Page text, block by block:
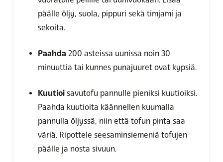
päälle öljy, suola, pippuri sekä timjami ja
sekoita.
Paahda 200 asteissa uunissa noin 30
minuuttia tai kunnes punajuuret ovat kypsiä.
Kuutioi savutofu pannulle pieniksi kuutioiksi.
Paahda kuutioita käännellen kuumalla
pannulla öljyssä, niin että tofun pinta saa
väriä. Ripottele seesaminsiemeniä tofujen
päälle ja nosta sivuun.